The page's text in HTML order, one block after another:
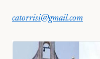
catorrisi@gmail.com